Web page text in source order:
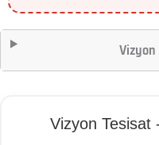
Vizyon Tesisat